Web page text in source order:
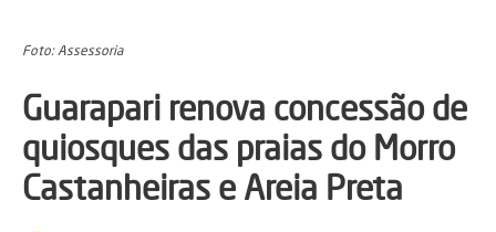
Foto: Assessoria
Guarapari renova concessão de
quiosques das praias do Morro
Castanheiras e Areia Preta